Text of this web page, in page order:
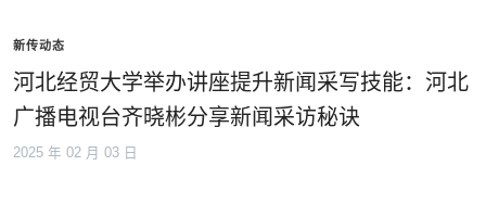
新传动态
河北经贸大学举办讲座提升新闻采写技能：河北
广播电视台齐晓彬分享新闻采访秘诀
2025 年 02 月 03 日